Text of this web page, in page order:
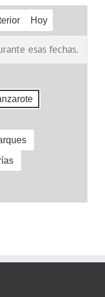
Hoy
esas fechas.